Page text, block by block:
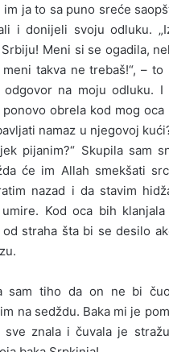
im ja to sa puno sreće
i donijeli svoju odluku.
Meni si se ogadila,
takva ne trebaš!“, –
odgovor na moju odluku. I
obrela kod mog oca
namaz u njegovoj
pijanim?“ Skupila sam
će im Allah smekšati
nazad i da stavim
Kod oca bih
straha šta bi se desilo
sam tiho da on ne bi
na sedždu. Baka mi je
sve znala i čuvala je